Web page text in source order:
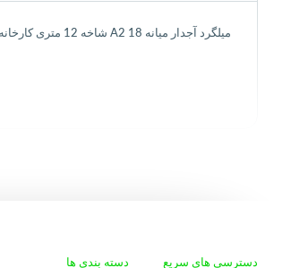
میلگرد آجدار میانه 18 A2 شاخه 12 متری کارخانه
دسترسی های سریع دسته بندی ها